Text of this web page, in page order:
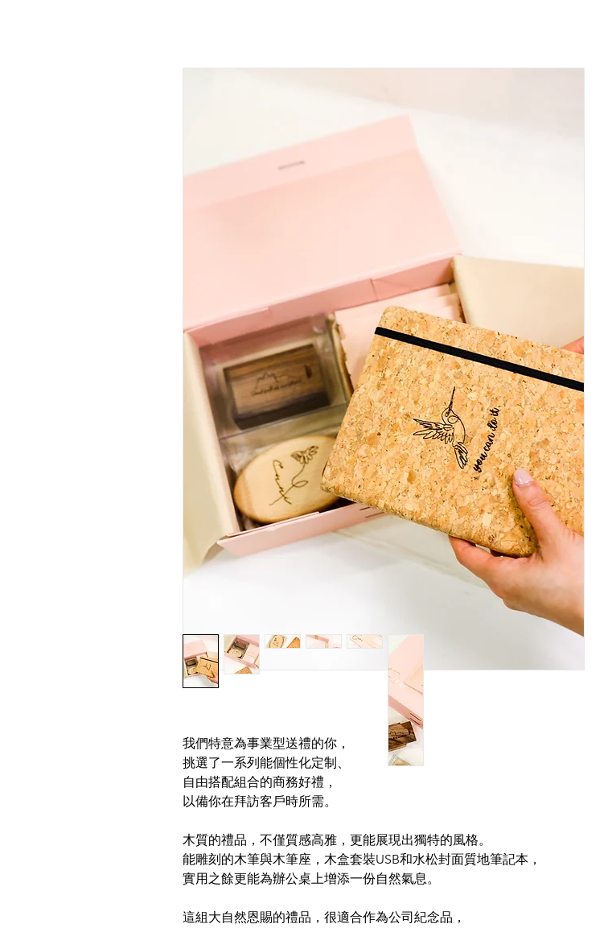
我們特意為事業型送禮的你，
挑選了一系列能個性化定制、
自由搭配組合的商務好禮，
以備你在拜訪客戶時所需。
木質的禮品，不僅質感高雅，更能展現出獨特的風格。
能雕刻的木筆與木筆座，木盒套裝USB和水松封面質地筆記本，
實用之餘更能為辦公桌上增添一份自然氣息。
這組大自然恩賜的禮品，很適合作為公司紀念品，